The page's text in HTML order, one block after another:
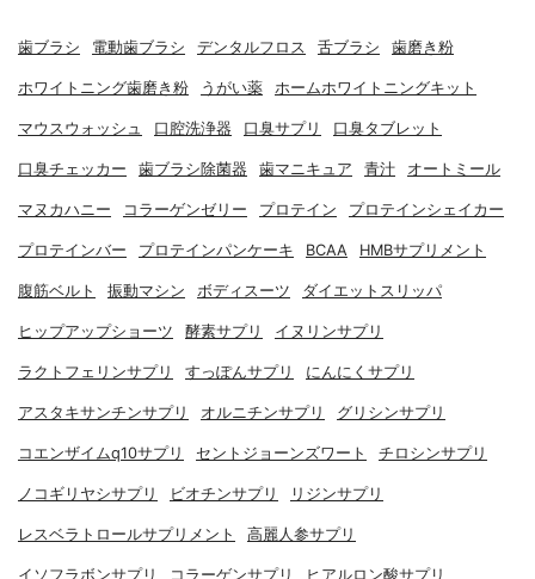
歯ブラシ 電動歯ブラシ デンタルフロス 舌ブラシ 歯磨き粉
ホワイトニング歯磨き粉 うがい薬 ホームホワイトニングキット
マウスウォッシュ 口腔洗浄器 口臭サプリ 口臭タブレット
口臭チェッカー 歯ブラシ除菌器 歯マニキュア 青汁 オートミール
マヌカハニー コラーゲンゼリー プロテイン プロテインシェイカー
プロテインバー プロテインパンケーキ BCAA HMBサプリメント
腹筋ベルト 振動マシン ボディスーツ ダイエットスリッパ
ヒップアップショーツ 酵素サプリ イヌリンサプリ
ラクトフェリンサプリ すっぽんサプリ にんにくサプリ
アスタキサンチンサプリ オルニチンサプリ グリシンサプリ
コエンザイムq10サプリ セントジョーンズワート チロシンサプリ
ノコギリヤシサプリ ビオチンサプリ リジンサプリ
レスベラトロールサプリメント 高麗人参サプリ
イソフラボンサプリ コラーゲンサプリ ヒアルロン酸サプリ